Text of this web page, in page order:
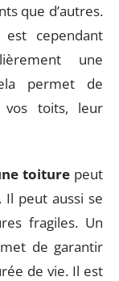
que d’autres.
cependant
une
permet de
vos toits, leur
toiture peut
Il peut aussi se
fragiles. Un
de garantir
de vie. Il est